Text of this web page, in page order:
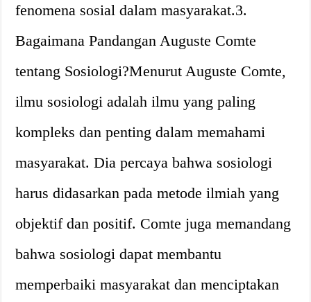
fenomena sosial dalam masyarakat.3.
Bagaimana Pandangan Auguste Comte
tentang Sosiologi?Menurut Auguste Comte,
ilmu sosiologi adalah ilmu yang paling
kompleks dan penting dalam memahami
masyarakat. Dia percaya bahwa sosiologi
harus didasarkan pada metode ilmiah yang
objektif dan positif. Comte juga memandang
bahwa sosiologi dapat membantu
memperbaiki masyarakat dan menciptakan